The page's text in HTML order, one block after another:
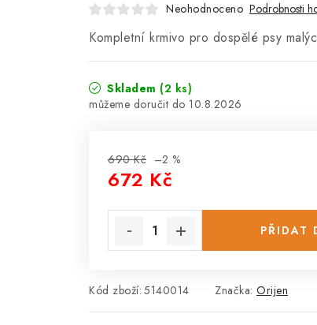
Neohodnoceno Podrobnosti
Kompletní krmivo pro dospělé psy
Skladem (2 ks)
10.8.2026
690 Kč –2 %
672 Kč
PŘIDAT
Kód zboží: 5140014 Značka: Orijen